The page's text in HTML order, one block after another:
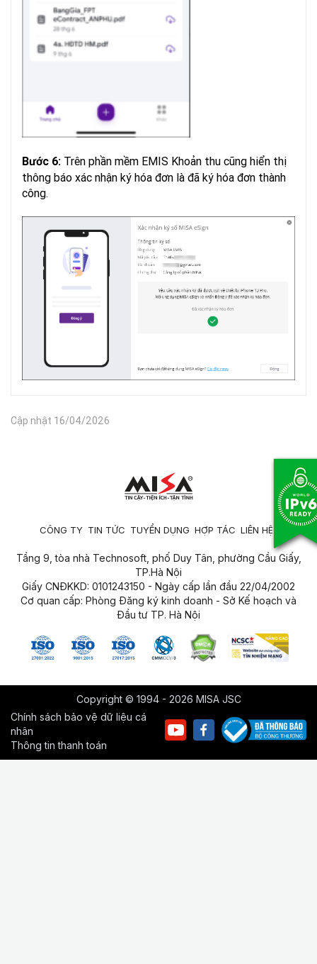
Bước 6: Trên phần mềm EMIS Khoản thu cũng hiển thị
thông báo xác nhận ký hóa đơn là đã ký hóa đơn thành
công.
Cập nhật 16/04/2026
CÔNG TY TIN TỨC TUYỂN DỤNG HỢP TÁC LIÊN HỆ
Tầng 9, tòa nhà Technosoft, phố Duy Tân, phường Cầu Giấy,
TP.Hà Nội
Giấy CNĐKKD: 0101243150 - Ngày cấp lần đầu 22/04/2002
Cơ quan cấp: Phòng Đăng ký kinh doanh - Sở Kế hoạch và
Đầu tư TP. Hà Nội
Copyright © 1994 - 2026 MISA JSC
Chính sách bảo vệ dữ liệu cá
nhân
Thông tin thanh toán